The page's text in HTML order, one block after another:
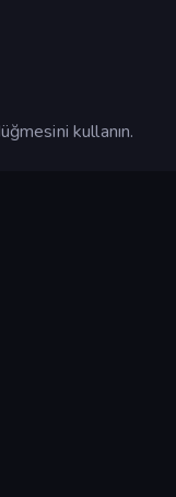
kullanın.